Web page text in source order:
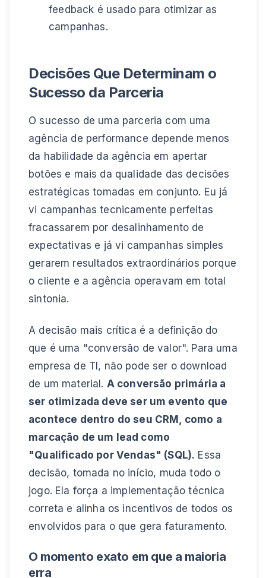
feedback é usado para otimizar as
campanhas.
Decisões Que Determinam o
Sucesso da Parceria
O sucesso de uma parceria com uma
agência de performance depende menos
da habilidade da agência em apertar
botões e mais da qualidade das decisões
estratégicas tomadas em conjunto. Eu já
vi campanhas tecnicamente perfeitas
fracassarem por desalinhamento de
expectativas e já vi campanhas simples
gerarem resultados extraordinários porque
o cliente e a agência operavam em total
sintonia.
A decisão mais crítica é a definição do
que é uma "conversão de valor". Para uma
empresa de TI, não pode ser o download
de um material. A conversão primária a
ser otimizada deve ser um evento que
acontece dentro do seu CRM, como a
marcação de um lead como
"Qualificado por Vendas" (SQL). Essa
decisão, tomada no início, muda todo o
jogo. Ela força a implementação técnica
correta e alinha os incentivos de todos os
envolvidos para o que gera faturamento.
O momento exato em que a maioria
erra